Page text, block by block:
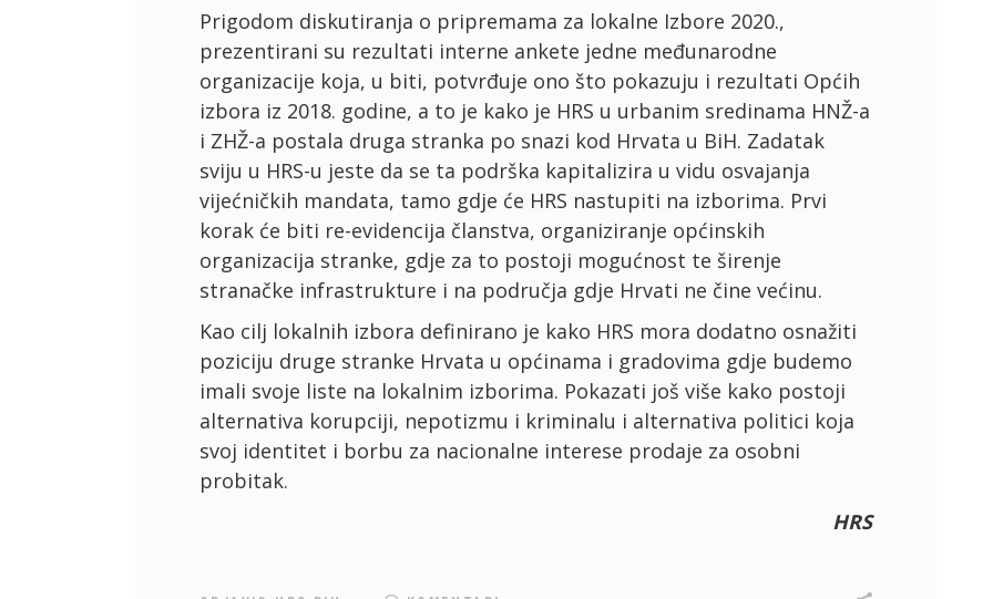
Prigodom diskutiranja o pripremama za lokalne Izbore 2020.,
prezentirani su rezultati interne ankete jedne međunarodne
organizacije koja, u biti, potvrđuje ono što pokazuju i rezultati Općih
izbora iz 2018. godine, a to je kako je HRS u urbanim sredinama HNŽ-a
i ZHŽ-a postala druga stranka po snazi kod Hrvata u BiH. Zadatak
sviju u HRS-u jeste da se ta podrška kapitalizira u vidu osvajanja
vijećničkih mandata, tamo gdje će HRS nastupiti na izborima. Prvi
korak će biti re-evidencija članstva, organiziranje općinskih
organizacija stranke, gdje za to postoji mogućnost te širenje
stranačke infrastrukture i na područja gdje Hrvati ne čine većinu.
Kao cilj lokalnih izbora definirano je kako HRS mora dodatno osnažiti
poziciju druge stranke Hrvata u općinama i gradovima gdje budemo
imali svoje liste na lokalnim izborima. Pokazati još više kako postoji
alternativa korupciji, nepotizmu i kriminalu i alternativa politici koja
svoj identitet i borbu za nacionalne interese prodaje za osobni
probitak.
HRS